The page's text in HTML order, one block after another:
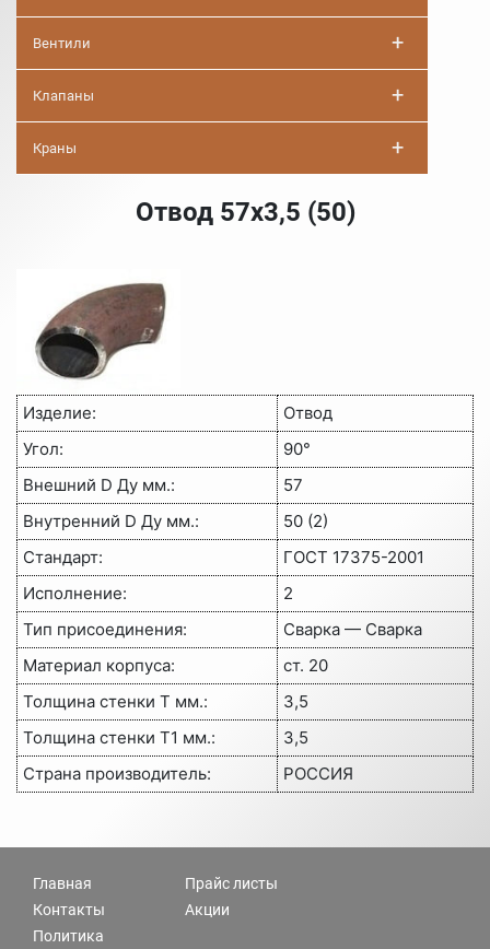
Вентили +
Клапаны +
Краны +
Отвод 57х3,5 (50)
Изделие:
Отвод
Угол:
90°
Внешний D Ду мм.:
57
Внутренний D Ду мм.:
50 (2)
Стандарт:
ГОСТ 17375-2001
Исполнение:
2
Тип присоединения:
Сварка — Сварка
Материал корпуса:
ст. 20
Толщина стенки Т мм.:
3,5
Толщина стенки Т1 мм.:
3,5
Страна производитель:
РОССИЯ
Главная
Контакты
Политика
Прайс листы
Акции